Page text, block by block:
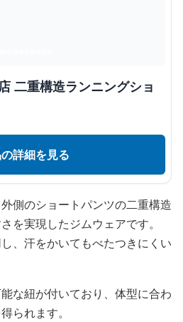
二重構造ランニングショ
詳細を見る
側のショートパンツの二重構造
を実現したジムウェアです。
、汗をかいてもべたつきにくい
な紐が付いており、体型に合わ
られます。